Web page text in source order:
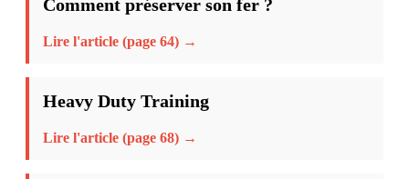
Comment préserver son fer ?
Lire l'article (page 64) →
Heavy Duty Training
Lire l'article (page 68) →